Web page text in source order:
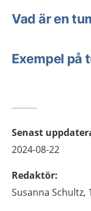
Vad är en
Exempel på
Senast
2024-08-22
Redaktör:
Susanna Schultz,